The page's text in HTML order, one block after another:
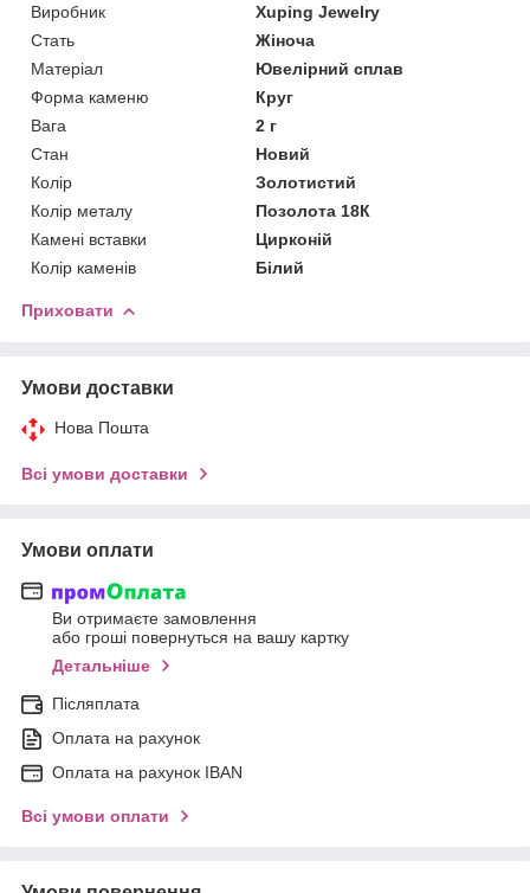
Виробник
Xuping Jewelry
Стать
Жіноча
Матеріал
Ювелірний сплав
Форма каменю
Круг
Вага
2 г
Стан
Новий
Колір
Золотистий
Колір металу
Позолота 18К
Камені вставки
Цирконій
Колір каменів
Білий
Приховати
Умови доставки
Нова Пошта
Всі умови доставки
Умови оплати
Ви отримаєте замовлення
або гроші повернуться на вашу картку
Детальніше
Післяплата
Оплата на рахунок
Оплата на рахунок IBAN
Всі умови оплати